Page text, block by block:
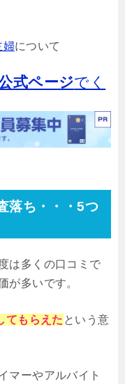
婦について
式ページでく
落ち・・・5つ
は多くの口コミで
が多いです。
てもらえた という意
マーやアルバイト